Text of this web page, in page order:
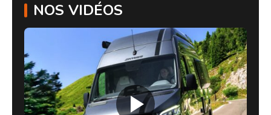
NOS VIDÉOS